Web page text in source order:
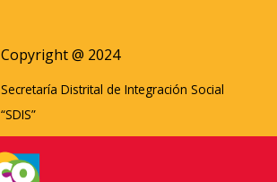
Copyright @ 2024
Secretaría Distrital de Integración Social
“SDIS”